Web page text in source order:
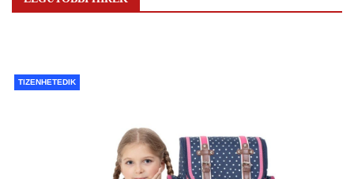
TIZENHETEDIK